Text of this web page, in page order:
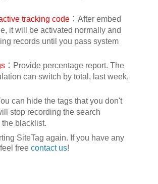
tracking code：After embed
it will be activated normally and
records until you pass system
：Provide percentage report. The
can switch by total, last week,
can hide the tags that you don't
stop recording the search
blacklist.
SiteTag again. If you have any
free contact us!